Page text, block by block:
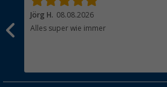
Jörg H. 08.08.2026
Alles super wie immer